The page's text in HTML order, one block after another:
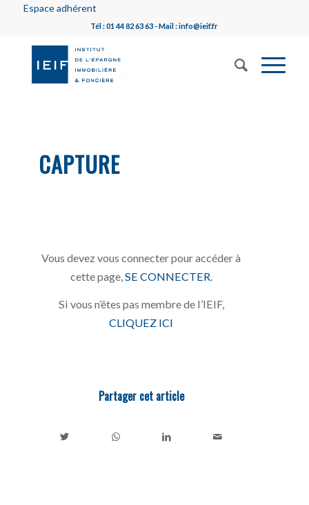
Espace adhérent
Tél : 01 44 82 63 63 - Mail : info@ieif.fr
CAPTURE
Vous devez vous connecter pour accéder à
cette page, SE CONNECTER
Si vous n’êtes pas membre de l’IEIF,
CLIQUEZ ICI
Partager cet article